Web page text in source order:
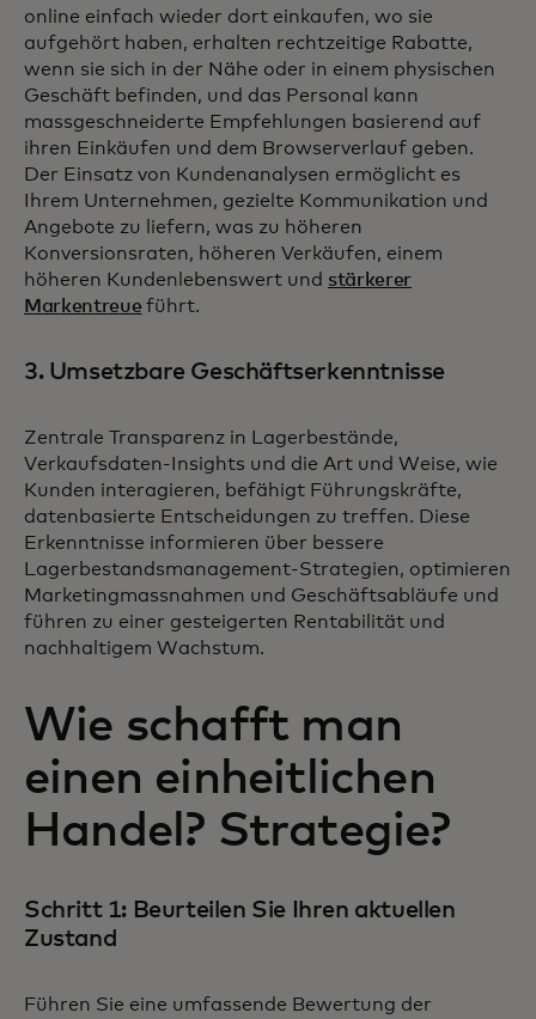
online einfach wieder dort einkaufen, wo sie
aufgehört haben, erhalten rechtzeitige Rabatte,
wenn sie sich in der Nähe oder in einem physischen
Geschäft befinden, und das Personal kann
massgeschneiderte Empfehlungen basierend auf
ihren Einkäufen und dem Browserverlauf geben.
Der Einsatz von Kundenanalysen ermöglicht es
Ihrem Unternehmen, gezielte Kommunikation und
Angebote zu liefern, was zu höheren
Konversionsraten, höheren Verkäufen, einem
höheren Kundenlebenswert und stärkerer
Markentreue führt.
3. Umsetzbare Geschäftserkenntnisse
Zentrale Transparenz in Lagerbestände,
Verkaufsdaten-Insights und die Art und Weise, wie
Kunden interagieren, befähigt Führungskräfte,
datenbasierte Entscheidungen zu treffen. Diese
Erkenntnisse informieren über bessere
Lagerbestandsmanagement-Strategien, optimieren
Marketingmassnahmen und Geschäftsabläufe und
führen zu einer gesteigerten Rentabilität und
nachhaltigem Wachstum.
Wie schafft man
einen einheitlichen
Handel? Strategie?
Schritt 1: Beurteilen Sie Ihren aktuellen
Zustand
Führen Sie eine umfassende Bewertung der